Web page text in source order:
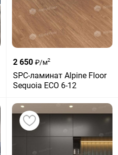
2 650 ₽/м2
SPC-ламинат Alpine Floor
Sequoia ЕСО 6-12